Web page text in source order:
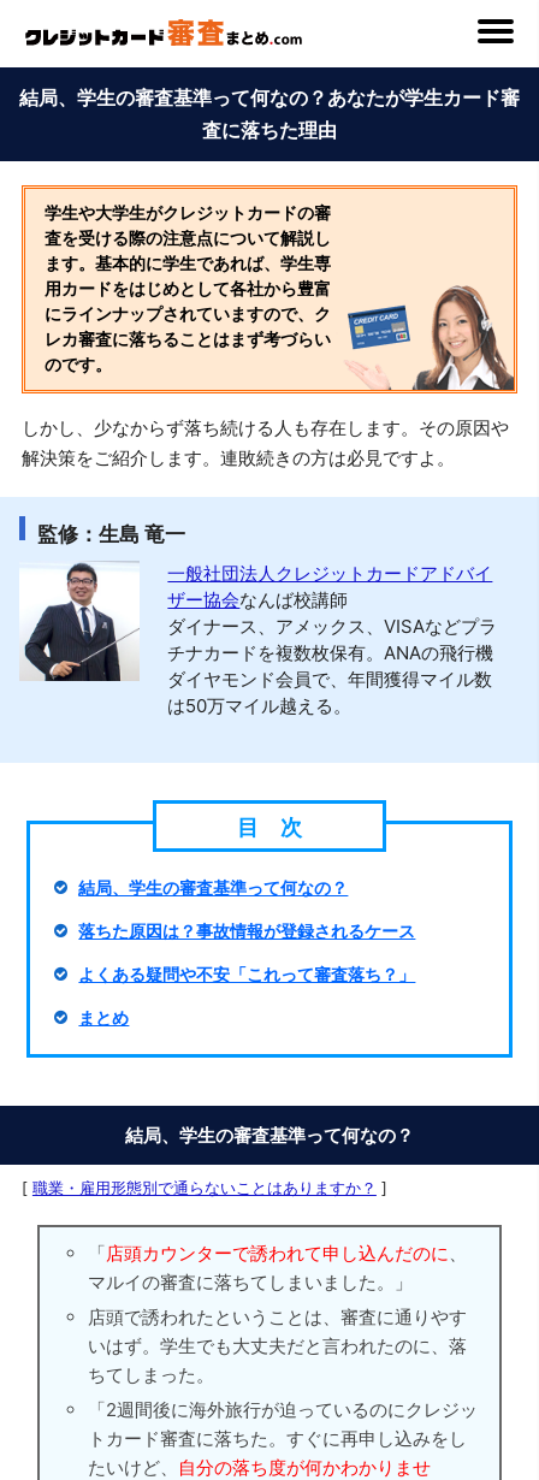
結局、学生の審査基準って何なの？あなたが学生カード審
査に落ちた理由
学生や大学生がクレジットカードの審
査を受ける際の注意点について解説し
ます。基本的に学生であれば、学生専
用カードをはじめとして各社から豊富
にラインナップされていますので、ク
レカ審査に落ちることはまず考づらい
のです。
しかし、少なからず落ち続ける人も存在します。その原因や
解決策をご紹介します。連敗続きの方は必見ですよ。
監修：生島 竜一
一般社団法人クレジットカードアドバイ
ザー協会なんば校講師
ダイナース、アメックス、VISAなどプラ
チナカードを複数枚保有。ANAの飛行機
ダイヤモンド会員で、年間獲得マイル数
は50万マイル越える。
結局、学生の審査基準って何なの？
落ちた原因は？事故情報が登録されるケース
よくある疑問や不安「これって審査落ち？」
まとめ
結局、学生の審査基準って何なの？
[ 職業・雇用形態別で通らないことはありますか？ ]
「店頭カウンターで誘われて申し込んだのに
マルイの審査に落ちてしまいました。」
店頭で誘われたということは、審査に通りやす
いはず。学生でも大丈夫だと言われたのに、落
ちてしまった。
「2週間後に海外旅行が迫っているのにクレジッ
トカード審査に落ちた。すぐに再申し込みをし
たいけど、 自分の落ち度が何かわかりませ